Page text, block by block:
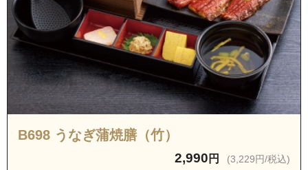
B698 うなぎ蒲焼膳（竹）
2,990 円 (3,229円/税込)